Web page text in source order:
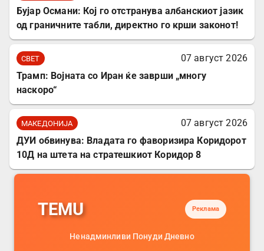
Бујар Османи: Кој го отстранува албанскиот јазик
од граничните табли, директно го крши законот!
СВЕТ
07 август 2026
Трамп: Војната со Иран ќе заврши „многу
наскоро“
МАКЕДОНИЈА
07 август 2026
ДУИ обвинува: Владата го фаворизира Коридорот
10Д на штета на стратешкиот Коридор 8
TEMU Реклама
Ненадминливи Понуди Дневно